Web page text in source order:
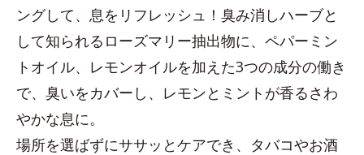
ングして、息をリフレッシュ！臭み消しハーブと
して知られるローズマリー抽出物に、ペパーミン
トオイル、レモンオイルを加えた3つの成分の働き
で、臭いをカバーし、レモンとミントが香るさわ
やかな息に。
場所を選ばずにササッとケアでき、タバコやお酒